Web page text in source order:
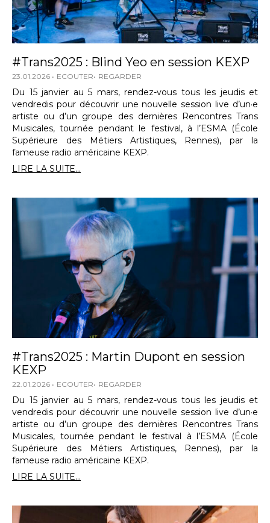
#Trans2025 : Blind Yeo en session KEXP
23.01.2026 ECOUTER REGARDER
Du 15 janvier au 5 mars, rendez-vous tous les jeudis et
vendredis pour découvrir une nouvelle session live d’un·e
artiste ou d’un groupe des dernières Rencontres Trans
Musicales, tournée pendant le festival, à l’ESMA (École
Supérieure des Métiers Artistiques, Rennes), par la
fameuse radio américaine KEXP.
LIRE LA SUITE...
#Trans2025 : Martin Dupont en session
KEXP
22.01.2026 ECOUTER REGARDER
Du 15 janvier au 5 mars, rendez-vous tous les jeudis et
vendredis pour découvrir une nouvelle session live d’un·e
artiste ou d’un groupe des dernières Rencontres Trans
Musicales, tournée pendant le festival à l’ESMA (École
Supérieure des Métiers Artistiques, Rennes), par la
fameuse radio américaine KEXP.
LIRE LA SUITE...